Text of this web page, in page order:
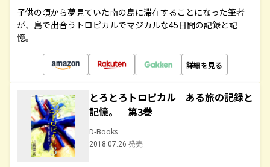
子供の頃から夢見ていた南の島に滞在することになった筆者
が、島で出合うトロピカルでマジカルな45日間の記録と記
憶。
詳細を見る
とろとろトロピカル ある旅の記録と
記憶。 第3巻
D-Books
2018.07.26 発売